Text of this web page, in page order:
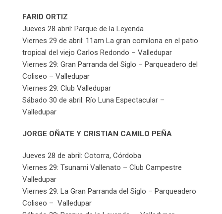
FARID ORTIZ
Jueves 28 abril: Parque de la Leyenda
Viernes 29 de abril: 11am La gran comilona en el patio
tropical del viejo Carlos Redondo – Valledupar
Viernes 29: Gran Parranda del Siglo – Parqueadero del
Coliseo – Valledupar
Viernes 29: Club Valledupar
Sábado 30 de abril: Río Luna Espectacular –
Valledupar
JORGE OÑATE Y CRISTIAN CAMILO PEÑA
Jueves 28 de abril: Cotorra, Córdoba
Viernes 29: Tsunami Vallenato – Club Campestre
Valledupar
Viernes 29: La Gran Parranda del Siglo – Parqueadero
Coliseo – Valledupar